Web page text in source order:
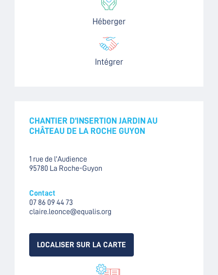
Héberger
Intégrer
CHANTIER D’INSERTION JARDIN AU
CHÂTEAU DE LA ROCHE GUYON
1 rue de l'Audience
95780 La Roche-Guyon
Contact
07 86 09 44 73
claire.leonce@equalis.org
LOCALISER SUR LA CARTE